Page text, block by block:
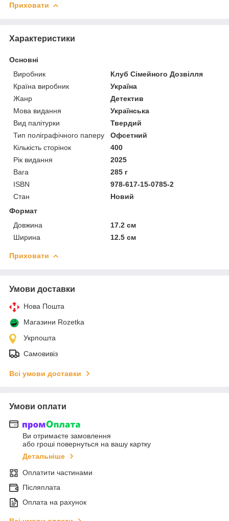
Приховати
Характеристики
Основні
Виробник
Клуб Сімейного Дозвілля
Країна виробник
Україна
Жанр
Детектив
Мова видання
Українська
Вид палітурки
Твердий
Тип поліграфічного паперу
Офсетний
Кількість сторінок
400
Рік видання
2025
Вага
285 г
ISBN
978-617-15-0785-2
Стан
Новий
Формат
Довжина
17.2 см
Ширина
12.5 см
Приховати
Умови доставки
Нова Пошта
Магазини Rozetka
Укрпошта
Самовивіз
Всі умови доставки
Умови оплати
Ви отримаєте замовлення
або гроші повернуться на вашу картку
Детальніше
Оплатити частинами
Післяплата
Оплата на рахунок